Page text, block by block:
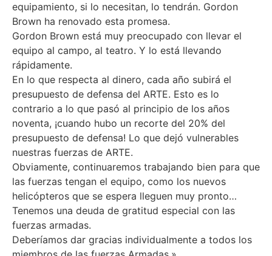
equipamiento, si lo necesitan, lo tendrán. Gordon
Brown ha renovado esta promesa.
Gordon Brown está muy preocupado con llevar el
equipo al campo, al teatro. Y lo está llevando
rápidamente.
En lo que respecta al dinero, cada año subirá el
presupuesto de defensa del ARTE. Esto es lo
contrario a lo que pasó al principio de los años
noventa, ¡cuando hubo un recorte del 20% del
presupuesto de defensa! Lo que dejó vulnerables
nuestras fuerzas de ARTE.
Obviamente, continuaremos trabajando bien para que
las fuerzas tengan el equipo, como los nuevos
helicópteros que se espera lleguen muy pronto…
Tenemos una deuda de gratitud especial con las
fuerzas armadas.
Deberíamos dar gracias individualmente a todos los